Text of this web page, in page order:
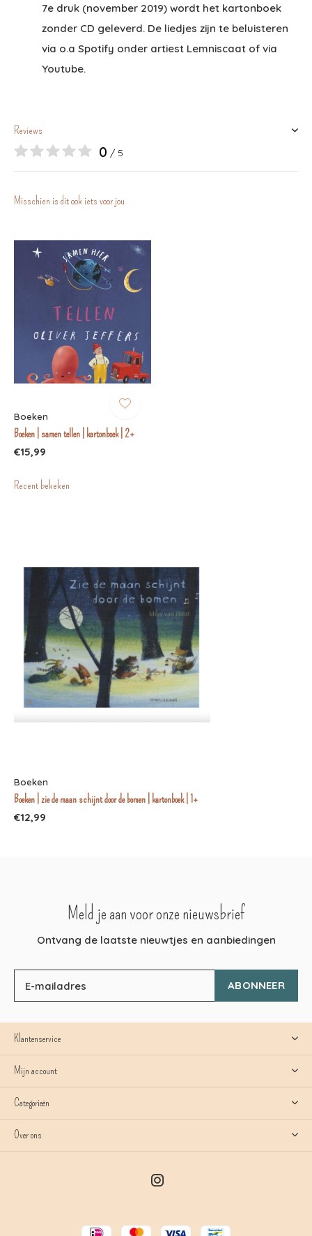
7e druk (november 2019) wordt het kartonboek
zonder CD geleverd. De liedjes zijn te beluisteren
via o.a Spotify onder artiest Lemniscaat of via
Youtube.
Reviews
0 / 5
Misschien is dit ook iets voor jou
Boeken
Boeken | samen tellen | kartonboek | 2+
€15,99
Recent bekeken
Boeken
Boeken | zie de maan schijnt door de bomen | kartonboek | 1+
€12,99
Meld je aan voor onze nieuwsbrief
Ontvang de laatste nieuwtjes en aanbiedingen
ABONNEER
Klantenservice
Mijn account
Categorieën
Over ons